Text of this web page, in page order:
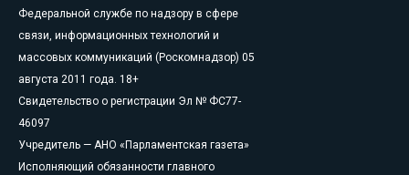
Федеральной службе по надзору в сфере
связи, информационных технологий и
массовых коммуникаций (Роскомнадзор) 05
августа 2011 года. 18+
Свидетельство о регистрации Эл № ФС77-
46097
Учредитель — АНО «Парламентская газета»
Исполняющий обязанности главного